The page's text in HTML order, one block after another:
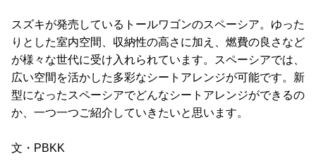
スズキが発売しているトールワゴンのスペーシア。ゆった
りとした室内空間、収納性の高さに加え、燃費の良さなど
が様々な世代に受け入れられています。スペーシアでは、
広い空間を活かした多彩なシートアレンジが可能です。新
型になったスペーシアでどんなシートアレンジができるの
か、一つ一つご紹介していきたいと思います。
文・PBKK